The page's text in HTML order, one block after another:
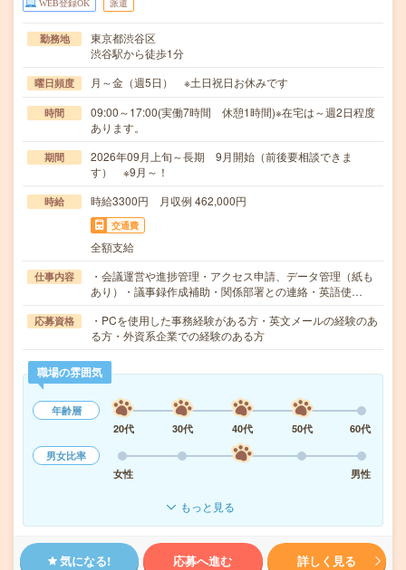
WEB登録OK 派遣
勤務地
東京都渋谷区
渋谷駅から徒歩1分
曜日頻度 月～金（週5日） ※土日祝日お休みです
時間
09:00～17:00(実働7時間 休憩1時間)※在宅は～週2日程度
あります。
期間
2026年09月上旬～長期 9月開始（前後要相談できま
す） ※9月～！
時給 時給3300円 月収例 462,000円
交通費
全額支給
仕事内容
・会議運営や進捗管理・アクセス申請、データ管理（紙も
あり）・議事録作成補助・関係部署との連絡・英語使…
応募資格
・PCを使用した事務経験がある方・英文メールの経験のあ
る方・外資系企業での経験のある方
職場の雰囲気
年齢層
20代
30代 40代 50代
60代
男女比率
女性
男性
もっと見る
気になる! 応募へ進む 詳しく見る